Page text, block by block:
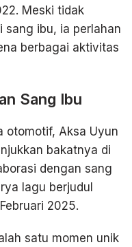
Meski tidak
sang ibu, ia perlahan
berbagai aktivitas
Sang Ibu
otomotif, Aksa Uyun
bakatnya di
dengan sang
lagu berjudul
2025.
satu momen unik